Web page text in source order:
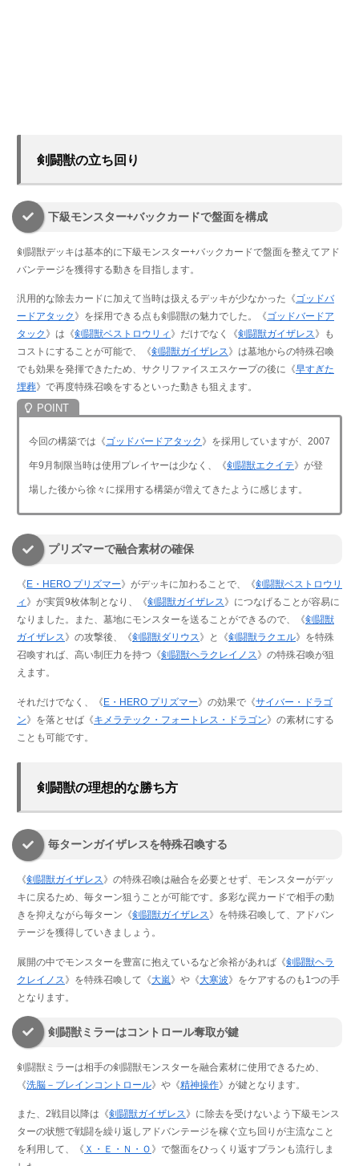
剣闘獣の立ち回り
下級モンスター+バックカードで盤面を構成
剣闘獣デッキは基本的に下級モンスター+バックカードで盤面を整えてアド
バンテージを獲得する動きを目指します。
汎用的な除去カードに加えて当時は扱えるデッキが少なかった《ゴッドバ
ードアタック 》を採用できる点も剣闘獣の魅力でした。《ゴッドバードア
タック 》は《剣闘獣ベストロウリィ 》だけでなく《剣闘獣ガイザレス》も
コストにすることが可能で、《剣闘獣ガイザレス》は墓地からの特殊召喚
でも効果を発揮できたため、サクリファイスエスケープの後に《早すぎた
埋葬》で再度特殊召喚をするといった動きも狙えます。
今回の構築では《ゴッドバードアタック 》を採用していますが、2007
年9月制限当時は使用プレイヤーは少なく、《剣闘獣エクイテ》が登
場した後から徐々に採用する構築が増えてきたように感じます。
プリズマーで融合素材の確保
《 E・HERO プリズマー》がデッキに加わることで、《剣闘獣ベストロウリ
ィ 》が実質9枚体制となり、《剣闘獣ガイザレス》につなげることが容易に
なりました。また、墓地にモンスターを送ることができるので、《剣闘獣
ガイザレス》の攻撃後、《剣闘獣ダリウス》と《剣闘獣ラクエル》を特殊
召喚すれば、高い制圧力を持つ《剣闘獣ヘラクレイノス》の特殊召喚が狙
えます。
それだけでなく、《E・HERO プリズマー》の効果で《サイバー・ドラゴ
ン》を落とせば《キメラテック・フォートレス・ドラゴン》の素材にする
ことも可能です。
剣闘獣の理想的な勝ち方
毎ターンガイザレスを特殊召喚する
《剣闘獣ガイザレス》の特殊召喚は融合を必要とせず、モンスターがデッ
キに戻るため、毎ターン狙うことが可能です。多彩な罠カードで相手の動
きを抑えながら毎ターン《剣闘獣ガイザレス》を特殊召喚して、アドバン
テージを獲得していきましょう。
展開の中でモンスターを豊富に抱えているなど余裕があれば《剣闘獣ヘラ
クレイノス 》を特殊召喚して《大嵐 》や《大寒波》をケアするのも1つの手
となります。
剣闘獣ミラーはコントロール奪取が鍵
剣闘獣ミラーは相手の剣闘獣モンスターを融合素材に使用できるため、
《洗脳－ブレインコントロール》や《精神操作》が鍵となります。
また、2戦目以降は《剣闘獣ガイザレス》に除去を受けないよう下級モンス
ターの状態で戦闘を繰り返しアドバンテージを稼ぐ立ち回りが主流なこと
を利用して、《 Ｘ・Ｅ・Ｎ・Ｏ 》で盤面をひっくり返すプランも流行しま